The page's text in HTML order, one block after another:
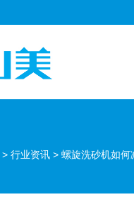
> 行业资讯 > 螺旋洗砂机如何